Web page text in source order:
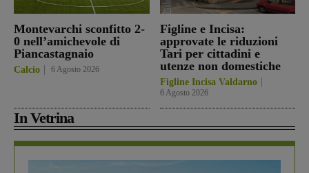
Montevarchi sconfitto 2-
0 nell’amichevole di
Piancastagnaio
Calcio 6 Agosto 2026
Figline e Incisa:
approvate le riduzioni
Tari per cittadini e
utenze non domestiche
Figline Incisa Valdarno
6 Agosto 2026
In Vetrina